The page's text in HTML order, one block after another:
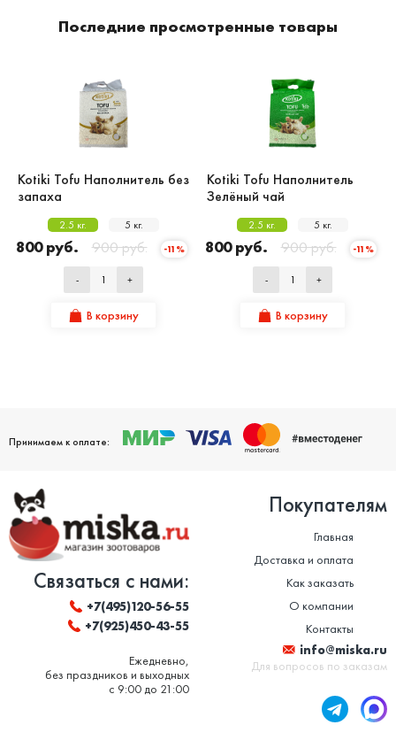
Последние просмотренные товары
Kotiki Tofu Наполнитель без
запаха
2.5 кг. 5 кг.
800 руб. 900 руб. -11%
- +
В корзину
Kotiki Tofu Наполнитель
Зелёный чай
2.5 кг. 5 кг.
800 руб. 900 руб. -11%
- +
В корзину
Принимаем к оплате:
Связаться с нами:
+7(495)120-56-55
+7(925)450-43-55
Ежедневно,
без праздников и выходных
с 9:00 до 21:00
Покупателям
Главная
Доставка и оплата
Как заказать
О компании
Контакты
info@miska.ru
Для вопросов по заказам